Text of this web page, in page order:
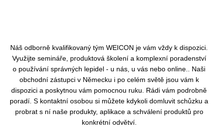
Náš odborně kvalifikovaný tým WEICON je vám vždy k dispozici.
Využijte semináře, produktová školení a komplexní poradenství
o používání správných lepidel - u nás, u vás nebo online.. Naši
obchodní zástupci v Německu i po celém světě jsou vám k
dispozici a poskytnou vám pomocnou ruku. Rádi vám podrobně
poradí. S kontaktní osobou si můžete kdykoli domluvit schůzku a
probrat s ní naše produkty, aplikace a schválení produktů pro
konkrétní odvětví.